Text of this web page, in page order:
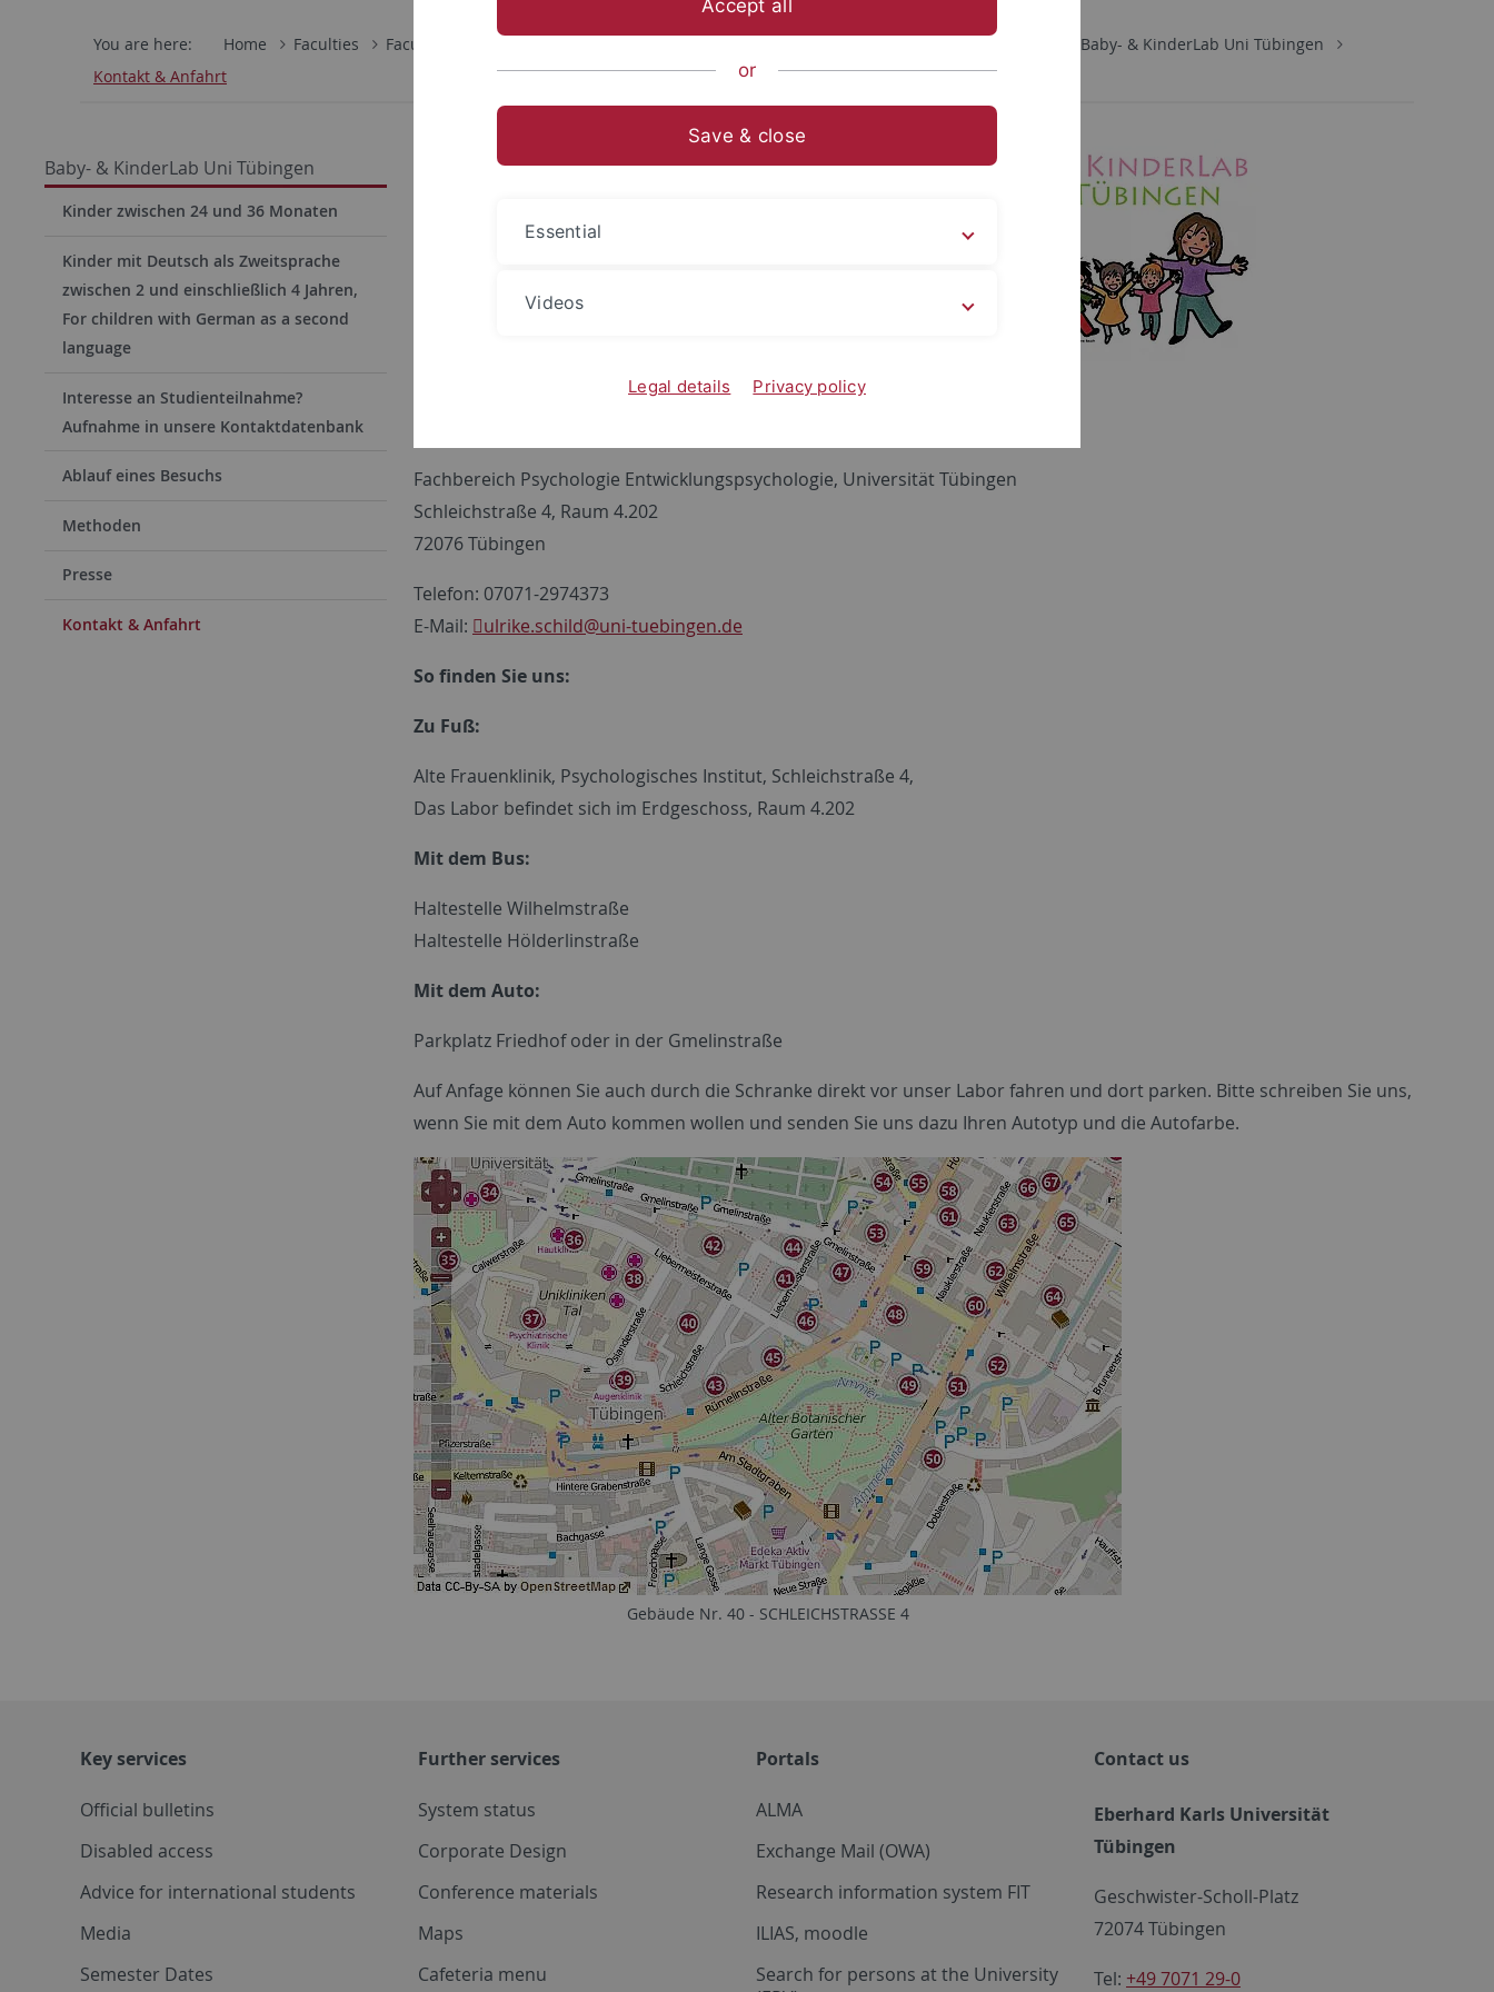
You are here: Home Faculties Faculty of Science
Baby- & KinderLab Uni Tübingen
Kontakt & Anfahrt
Baby- & KinderLab Uni Tübingen
Kinder zwischen 24 und 36 Monaten
Kinder mit Deutsch als Zweitsprache
zwischen 2 und einschließlich 4 Jahren,
For children with German as a second
language
Interesse an Studienteilnahme?
Aufnahme in unsere Kontaktdatenbank
Ablauf eines Besuchs
Methoden
Presse
Kontakt & Anfahrt
Entwicklungspsychologie
Fachbereich Psychologie Entwicklungspsychologie, Universität Tübingen
Schleichstraße 4, Raum 4.202
72076 Tübingen
Telefon: 07071-2974373
E-Mail:
ulrike.schild@uni-tuebingen.de
So finden Sie uns:
Zu Fuß:
Alte Frauenklinik, Psychologisches Institut, Schleichstraße 4,
Das Labor befindet sich im Erdgeschoss, Raum 4.202
Mit dem Bus:
Haltestelle Wilhelmstraße
Haltestelle Hölderlinstraße
Mit dem Auto:
Parkplatz Friedhof oder in der Gmelinstraße
Auf Anfage können Sie auch durch die Schranke direkt vor unser Labor fahren und dort parken. Bitte schreiben Sie uns,
wenn Sie mit dem Auto kommen wollen und senden Sie uns dazu Ihren Autotyp und die Autofarbe.
Gebäude Nr. 40 - SCHLEICHSTRASSE 4
Key services
Official bulletins
Disabled access
Advice for international students
Media
Semester Dates
Further services
System status
Corporate Design
Conference materials
Maps
Cafeteria menu
Portals
ALMA
Exchange Mail (OWA)
Research information system FIT
ILIAS, moodle
Search for persons at the University
Contact us
Eberhard Karls Universität
Tübingen
Geschwister-Scholl-Platz
72074 Tübingen
Tel: +49 7071 29-0
Accept all
or
Save & close
Essential
Videos
Legal details Privacy policy